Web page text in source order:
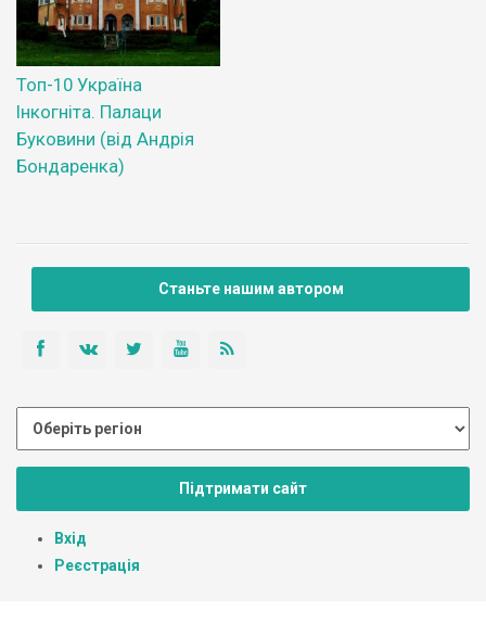
Топ-10 Україна
Інкогніта. Палаци
Буковини (від Андрія
Бондаренка)
Станьте нашим автором
Підтримати сайт
Вхід
Реєстрація